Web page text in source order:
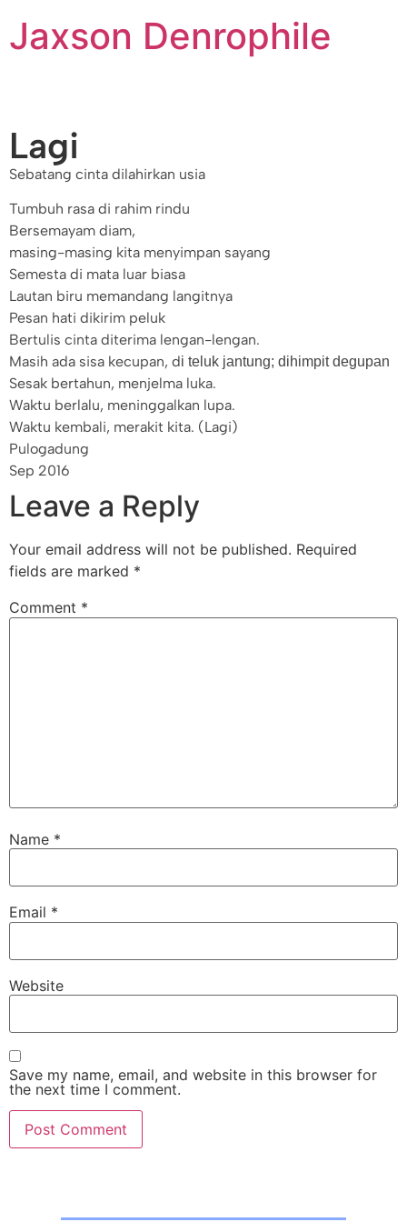
Jaxson Denrophile
Lagi
Sebatang cinta dilahirkan usia
Tumbuh rasa di rahim rindu
Bersemayam diam,
masing-masing kita menyimpan sayang
Semesta di mata luar biasa
Lautan biru memandang langitnya
Pesan hati dikirim peluk
Bertulis cinta diterima lengan-lengan.
Masih ada sisa kecupan, di teluk jantung; dihimpit degupan
Sesak bertahun, menjelma luka.
Waktu berlalu, meninggalkan lupa.
Waktu kembali, merakit kita. (Lagi)
Pulogadung
Sep 2016
Leave a Reply
Your email address will not be published. Required
fields are marked *
Comment *
Name *
Email *
Website
Save my name, email, and website in this browser for
the next time I comment.